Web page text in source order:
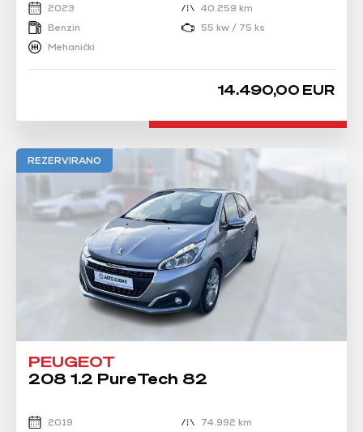
2023
40.259 km
Benzin
55 kw / 75 ks
Mehanički
14.490,00 EUR
REZERVIRANO
PEUGEOT
208 1.2 PureTech 82
2019
74.992 km